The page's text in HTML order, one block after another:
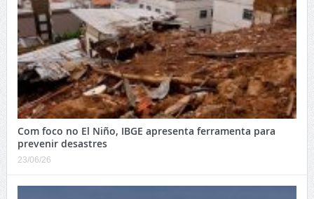
Com foco no El Niño, IBGE apresenta ferramenta para
prevenir desastres
23/06/26